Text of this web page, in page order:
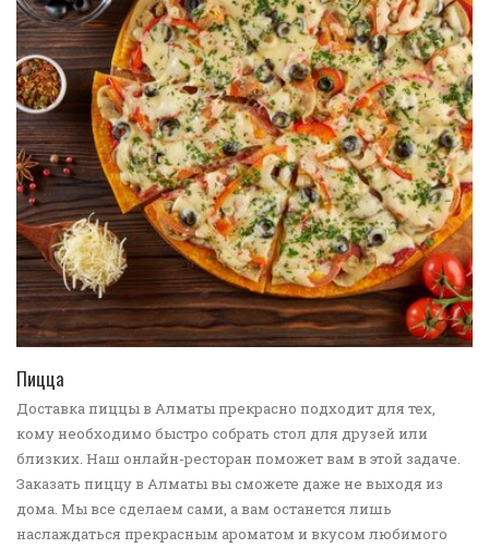
Пицца
Доставка пиццы в Алматы прекрасно подходит для тех,
кому необходимо быстро собрать стол для друзей или
близких. Наш онлайн-ресторан поможет вам в этой задаче.
Заказать пиццу в Алматы вы сможете даже не выходя из
дома. Мы все сделаем сами, а вам останется лишь
наслаждаться прекрасным ароматом и вкусом любимого